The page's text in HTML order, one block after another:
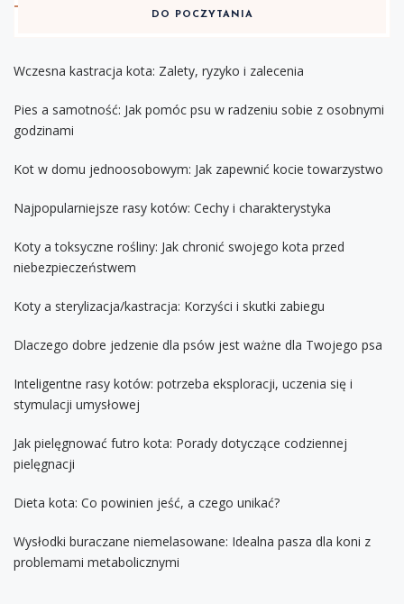
DO POCZYTANIA
Wczesna kastracja kota: Zalety, ryzyko i zalecenia
Pies a samotność: Jak pomóc psu w radzeniu sobie z osobnymi
godzinami
Kot w domu jednoosobowym: Jak zapewnić kocie towarzystwo
Najpopularniejsze rasy kotów: Cechy i charakterystyka
Koty a toksyczne rośliny: Jak chronić swojego kota przed
niebezpieczeństwem
Koty a sterylizacja/kastracja: Korzyści i skutki zabiegu
Dlaczego dobre jedzenie dla psów jest ważne dla Twojego psa
Inteligentne rasy kotów: potrzeba eksploracji, uczenia się i
stymulacji umysłowej
Jak pielęgnować futro kota: Porady dotyczące codziennej
pielęgnacji
Dieta kota: Co powinien jeść, a czego unikać?
Wysłodki buraczane niemelasowane: Idealna pasza dla koni z
problemami metabolicznymi